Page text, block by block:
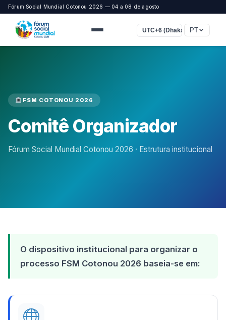
Fórum Social Mundial Cotonou 2026 — 04 a 08 de agosto
UTC+6 (Dhaka) PT
FSM COTONOU 2026
Comitê Organizador
Fórum Social Mundial Cotonou 2026 · Estrutura institucional
O dispositivo institucional para organizar o
processo FSM Cotonou 2026 baseia-se em: